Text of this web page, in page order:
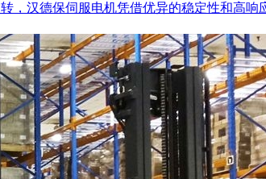
汉德保伺服电机凭借优异的稳定性和高